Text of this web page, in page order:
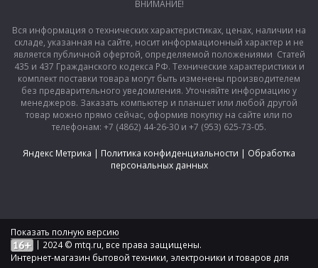
ВНИМАНИЕ!
Вся информация о технических характеристиках, ценах, наличии на
складе, указанная на сайте, носит информационный характер и не
является публичной офертой, определяемой положениями Статей
435 и 437 Гражданского кодекса РФ. Технические характеристики и
комплект поставки товара могут быть изменены производителем
без предварительного уведомления. Уточняйте информацию у
менеджеров. Заказать компьютер и планшет или любой другой
товар можно прямо сейчас, оформив покупку на сайте или по
телефонам: +7 (4862) 44-26-30 и +7 (953) 625-73-05.
Яндекс Метрика | Политика конфиденциальности | Обработка
персональных данных
Показать полную версию
| 2024 © mtq.ru, все права защищены.
Интернет-магазин бытовой техники, электроники и товаров для